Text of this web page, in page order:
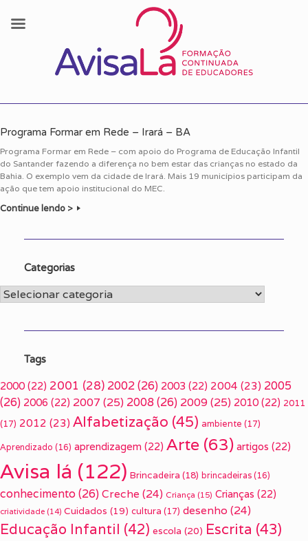
content
Programa Formar em Rede – Irará – BA
Programa Formar em Rede – com apoio do Programa de Educação Infantil
do Santander fazendo a diferença no bem estar das crianças no estado da
Bahia. O exemplo vem da cidade de Irará. Mais 19 municípios participam da
ação que tem apoio institucional do MEC.
Continue lendo >
Categorias
Categorias
Tags
2000 (22) 2001 (28) 2002(26) 2003 (22) 2004 (23) 2005
(26) 2006 (22) 2007 (25) 2008(26) 2009(25) 2010 (22) 2011
(17) 2012 (23) Alfabetização (45) ambiente (17)
Aprendizado (16) aprendizagem (22) Arte (63) artigos (22)
Avisa lá (122) Brincadeira (18) brincadeiras (16)
conhecimento(26) Creche (24) Criança (15) Crianças (22)
criatividade (14) Cuidados (19) cultura (17) desenho (24)
Educação Infantil (42) escola (20) Escrita (43)